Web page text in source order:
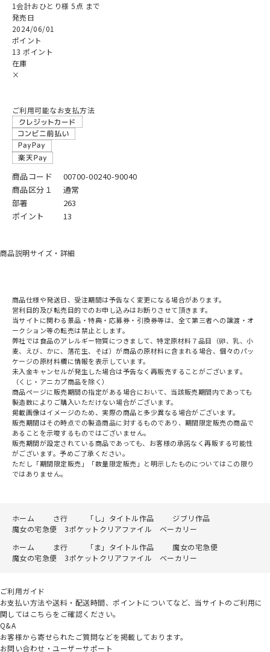
1会計おひとり様 5点 まで
発売日
2024/06/01
ポイント
13 ポイント
在庫
×
ご利用可能なお支払方法
商品コード
00700-00240-90040
商品区分１
通常
部署
263
ポイント
13
商品説明サイズ・詳細
商品仕様や発送日、受注期間は予告なく変更になる場合があります。
営利目的及び転売目的でのお申し込みはお断りさせて頂きます。
当サイトに関わる景品・特典・応募券・引換券等は、全て第三者への譲渡・オ
ークション等の転売は禁止とします。
弊社では食品のアレルギー物質につきまして、特定原材料７品目（卵、乳、小
麦、えび、かに、落花生、そば）が商品の原材料に含まれる場合、個々のパッ
ケージの原材料欄に情報を表示しています。
未入金キャンセルが発生した場合は予告なく再販売することがございます。
（くじ・アニカプ商品を除く）
商品ページに販売期間の指定がある場合において、当該販売期間内であっても
製造数によりご購入いただけない場合がございます。
掲載画像はイメージのため、実際の商品と多少異なる場合がございます。
販売期間はその時点での製造商品に対するものであり、期間限定販売の商品で
あることを示唆するものではございません。
販売期間が設定されている商品であっても、お客様の承諾なく再販する可能性
がございます。予めご了承ください。
ただし「期間限定販売」「数量限定販売」と明示したものについてはこの限り
ではありません。
ホーム さ行 「し」タイトル作品
ジブリ作品
魔女の宅急便 3ポケットクリアファイル ベーカリー
ホーム
ま行 「ま」タイトル作品
魔女の宅急便
魔女の宅急便 3ポケットクリアファイル ベーカリー
ご利用ガイド
お支払い方法や送料・配送時間、ポイントについてなど、当サイトのご利用に
関してはこちらをご確認ください。
Q&A
お客様から寄せられたご質問などを掲載しております。
お問い合わせ・ユーザーサポート